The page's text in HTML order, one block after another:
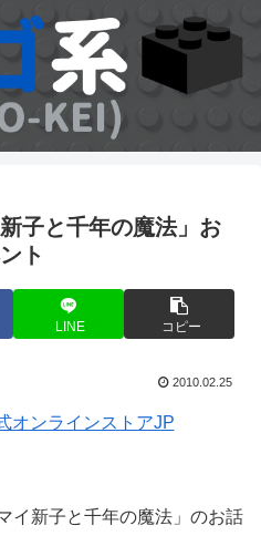
子と千年の魔法」お
ト
LINE コピー
2010.02.25
イ新子と千年の魔法」のお話